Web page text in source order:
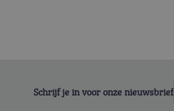
Schrijf je in voor onze nieuwsbrief